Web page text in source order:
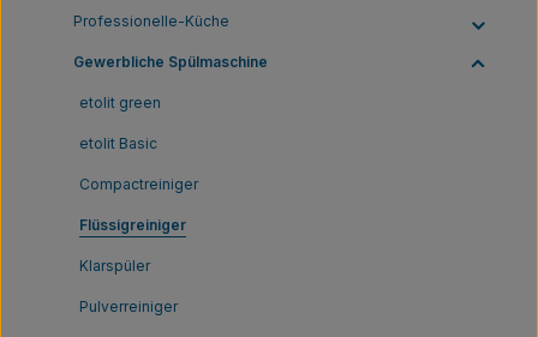
Professionelle-Küche
Gewerbliche Spülmaschine
etolit green
etolit Basic
Compactreiniger
Flüssigreiniger
Klarspüler
Pulverreiniger